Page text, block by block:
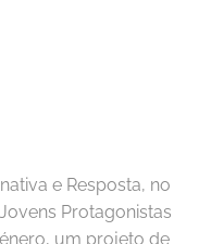
e Resposta, no
Protagonistas
um projeto de